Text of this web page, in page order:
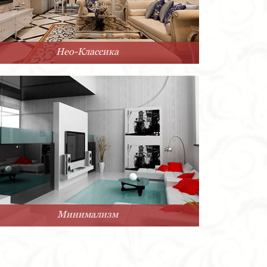
Нео-Классика
Минимализм